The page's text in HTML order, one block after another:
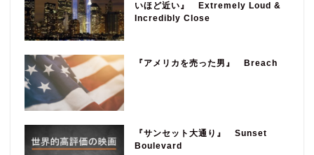
いほど近い』 Extremely Loud &
Incredibly Close
『アメリカを売った男』 Breach
『サンセット大通り』 Sunset
Boulevard